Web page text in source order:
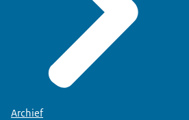
Archief